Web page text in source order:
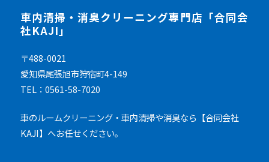
車内清掃・消臭クリーニング専門店「合同会
社KAJI」
〒488-0021
愛知県尾張旭市狩宿町4-149
TEL：0561-58-7020
車のルームクリーニング・車内清掃や消臭なら【合同会社
KAJI】へお任せください。